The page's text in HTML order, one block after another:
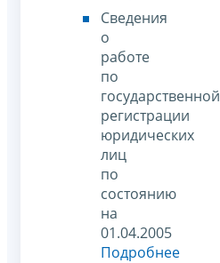
Сведения
о
работе
по
государственной
регистрации
юридических
лиц
по
состоянию
на
01.04.2005
Подробнее